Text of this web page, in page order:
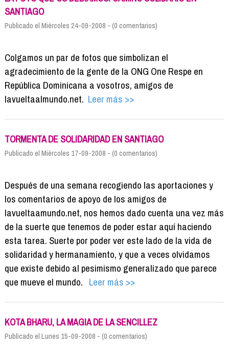
SANTIAGO
Publicado el Miércoles 24-09-2008 - (0 comentarios)
Colgamos un par de fotos que simbolizan el
agradecimiento de la gente de la ONG One Respe en
República Dominicana a vosotros, amigos de
lavueltaalmundo.net. Leer más >>
TORMENTA DE SOLIDARIDAD EN SANTIAGO
Publicado el Miércoles 17-09-2008 - (0 comentarios)
Después de una semana recogiendo las aportaciones y
los comentarios de apoyo de los amigos de
lavueltaamundo.net, nos hemos dado cuenta una vez más
de la suerte que tenemos de poder estar aquí haciendo
esta tarea. Suerte por poder ver este lado de la vida de
solidaridad y hermanamiento, y que a veces olvidamos
que existe debido al pesimismo generalizado que parece
que mueve el mundo. Leer más >>
KOTA BHARU, LA MAGIA DE LA SENCILLEZ
Publicado el Lunes 15-09-2008 - (0 comentarios)